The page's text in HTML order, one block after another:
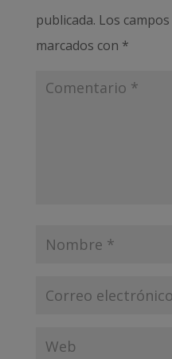
publicada. Los
marcados con *